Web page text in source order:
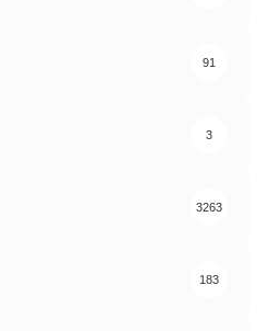
91
3
3263
183